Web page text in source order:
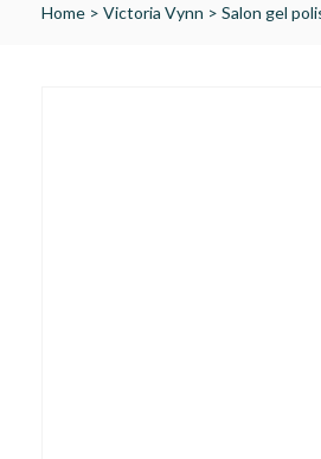
Home > Victoria Vynn > Salon gel